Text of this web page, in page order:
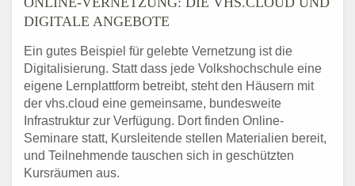
DIGITALE ANGEBOTE
Ein gutes Beispiel für gelebte Vernetzung ist die
Digitalisierung. Statt dass jede Volkshochschule eine
eigene Lernplattform betreibt, steht den Häusern mit
der vhs.cloud eine gemeinsame, bundesweite
Infrastruktur zur Verfügung. Dort finden Online-
Seminare statt, Kursleitende stellen Materialien bereit,
und Teilnehmende tauschen sich in geschützten
Kursräumen aus.